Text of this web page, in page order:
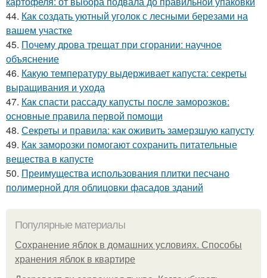
44. Как создать уютный уголок с лесными березами на
вашем участке
45. Почему дрова трещат при сгорании: научное
объяснение
46. Какую температуру выдерживает капуста: секреты
выращивания и ухода
47. Как спасти рассаду капусты после заморозков:
основные правила первой помощи
48. Секреты и правила: как оживить замерзшую капусту
49. Как заморозки помогают сохранить питательные
вещества в капусте
50. Преимущества использования плитки песчано
полимерной для облицовки фасадов зданий
Популярные материалы
Сохранение яблок в домашних условиях. Способы
хранения яблок в квартире